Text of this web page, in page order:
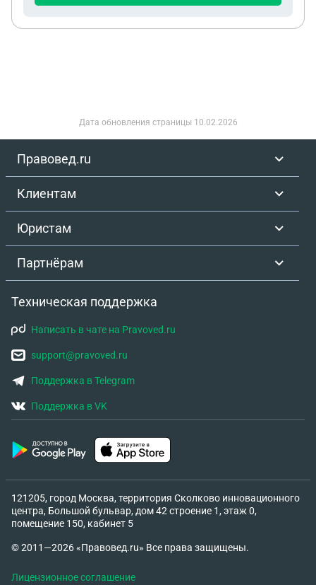
сидела в тюрьме, у неё есть квартира своя но там
она тянула время, потом она согласилась, но на
плачу одна я за неё и за себя, она набирает по сей
ФССП. Сама квартира по кадастровой 2мл, дом у
сайте ФССП, а там бог знает сколько у неё долгов
Платить она не собирается не за что, это тянется
уже 3 год. Может как-то ускорить процесс, что бы
у неё забрали уже долю приставы и я уже
неё долг, чтобы сняли запрет и оставшиеся
деньги отдать ей, а она считает что она вообще не
Помогите мне пожалуйста, прощу, я уже не знаю
что делать.
Дата обновления страницы 10.02.2026
Правовед.ru
Клиентам
Юристам
Партнёрам
Техническая поддержка
Написать в чате на Pravoved.ru
support@pravoved.ru
Поддержка в Telegram
Поддержка в VK
121205, город Москва, территория Сколково инновационного
центра, Большой бульвар, дом 42 строение 1, этаж 0,
помещение 150, кабинет 5
© 2011—2026 «Правовед.ru» Все права защищены.
Лицензионное соглашение